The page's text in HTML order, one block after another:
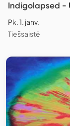
Indigolapsed -
Pk. 1. janv.
Tiešsaistē